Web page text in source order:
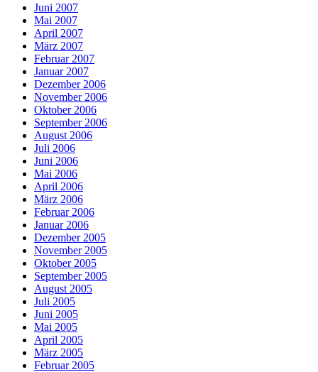
Juni 2007
Mai 2007
April 2007
März 2007
Februar 2007
Januar 2007
Dezember 2006
November 2006
Oktober 2006
September 2006
August 2006
Juli 2006
Juni 2006
Mai 2006
April 2006
März 2006
Februar 2006
Januar 2006
Dezember 2005
November 2005
Oktober 2005
September 2005
August 2005
Juli 2005
Juni 2005
Mai 2005
April 2005
März 2005
Februar 2005